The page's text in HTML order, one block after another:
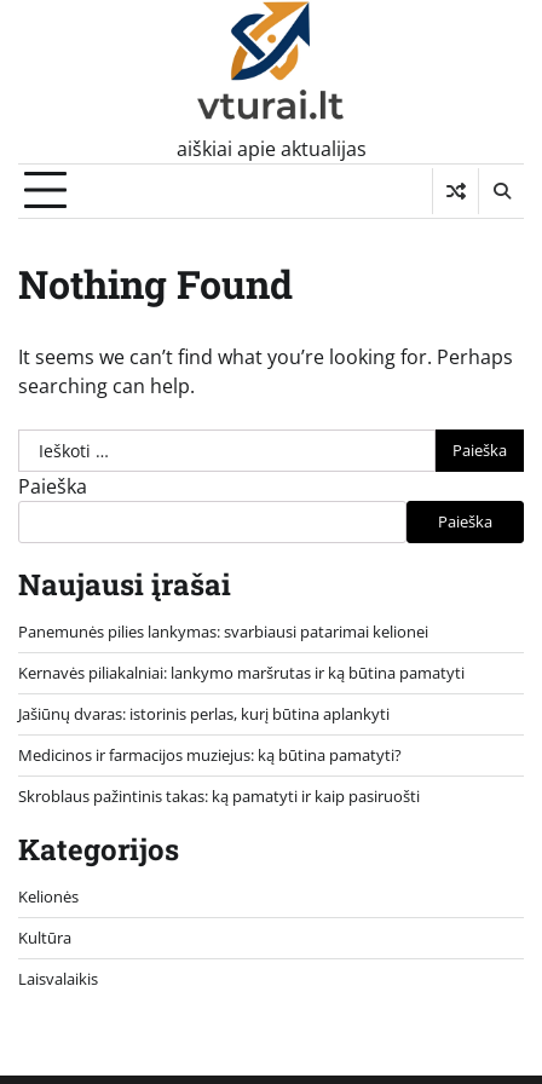
aiškiai apie aktualijas
Nothing Found
It seems we can’t find what you’re looking for. Perhaps
searching can help.
Ieškoti:
Paieška
Paieška
Naujausi įrašai
Panemunės pilies lankymas: svarbiausi patarimai kelionei
Kernavės piliakalniai: lankymo maršrutas ir ką būtina pamatyti
Jašiūnų dvaras: istorinis perlas, kurį būtina aplankyti
Medicinos ir farmacijos muziejus: ką būtina pamatyti?
Skroblaus pažintinis takas: ką pamatyti ir kaip pasiruošti
Kategorijos
Kelionės
Kultūra
Laisvalaikis